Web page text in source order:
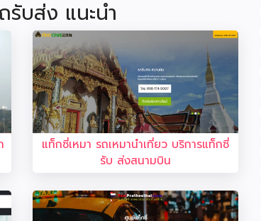
รับส่ง แนะนำ
แท็กซี่เหมา รถเหมานำเที่ยว บริการแท็กซี่
รับ ส่งสนามบิน